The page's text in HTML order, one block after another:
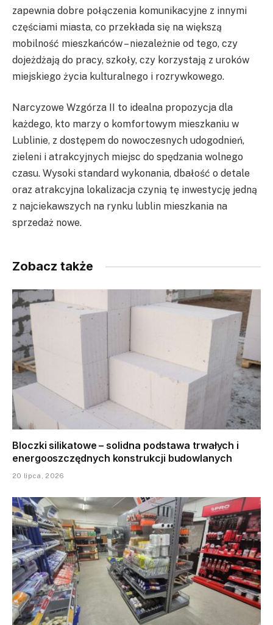
zapewnia dobre połączenia komunikacyjne z innymi
częściami miasta, co przekłada się na większą
mobilność mieszkańców – niezależnie od tego, czy
dojeżdżają do pracy, szkoły, czy korzystają z uroków
miejskiego życia kulturalnego i rozrywkowego.
Narcyzowe Wzgórza II to idealna propozycja dla
każdego, kto marzy o komfortowym mieszkaniu w
Lublinie, z dostępem do nowoczesnych udogodnień,
zieleni i atrakcyjnych miejsc do spędzania wolnego
czasu. Wysoki standard wykonania, dbałość o detale
oraz atrakcyjna lokalizacja czynią tę inwestycję jedną
z najciekawszych na rynku lublin mieszkania na
sprzedaż nowe.
Zobacz także
Bloczki silikatowe – solidna podstawa trwałych i
energooszczędnych konstrukcji budowlanych
20 lipca, 2026